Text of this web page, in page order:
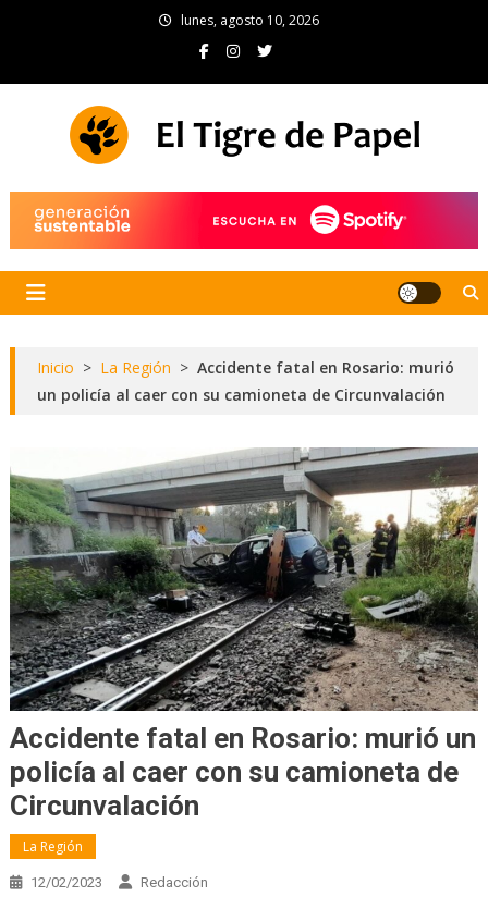
lunes, agosto 10, 2026
Inicio > La Región > Accidente fatal en Rosario: murió
un policía al caer con su camioneta de Circunvalación
Accidente fatal en Rosario: murió un
policía al caer con su camioneta de
Circunvalación
La Región
12/02/2023 Redacción